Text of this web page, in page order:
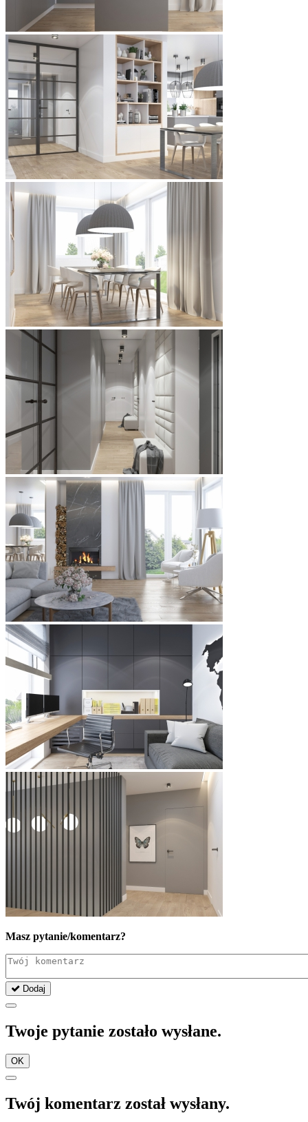
Masz pytanie/komentarz?
Dodaj
Twoje pytanie zostało wysłane.
OK
Twój komentarz został wysłany.